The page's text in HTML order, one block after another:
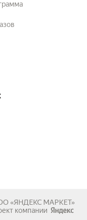
«ЯНДЕКС МАРКЕТ»
компании